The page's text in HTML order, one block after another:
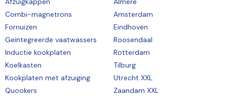
Combi-magnetrons
Fornuizen
Geïntegreerde vaatwassers
Inductie kookplaten
Koelkasten
Kookplaten met afzuiging
Quookers
Amsterdam
Eindhoven
Roosendaal
Rotterdam
Tilburg
Utrecht XXL
Zaandam XXL